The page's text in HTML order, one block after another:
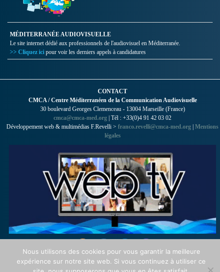
MÉDITERRANÉE AUDIOVISUELLE
Le site internet dédié aux professionnels de l'audiovisuel en Méditerranée.
>> Cliquez ici pour voir les derniers appels à candidatures
CONTACT
CMCA / Centre Méditerranéen de la Communication Audiovisuelle
30 boulevard Georges Clemenceau - 13004 Marseille (France)
cmca@cmca-med.org | Tél : +33(0)4 91 42 03 02
Développement web & multimédias F.Revelli > franco.revelli@cmca-med.org Mentions
légales
Nous utilisons des cookies pour vous garantir la meilleure
expérience sur notre site web. Si vous continuez à utiliser ce